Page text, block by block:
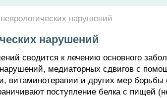
нарушений
нарушений
сводится к лечению основного
медиаторных сдвигов с
витаминотерапии и других мер борьбы
поступление белка с пищей